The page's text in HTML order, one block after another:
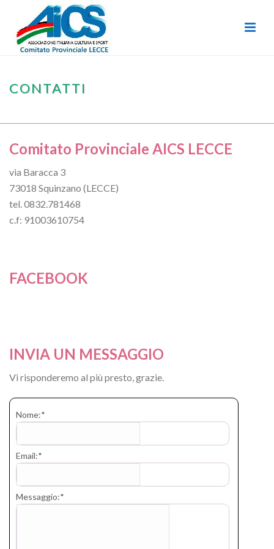
CONTATTI
Comitato Provinciale AICS LECCE
via Baracca 3
73018 Squinzano (LECCE)
tel. 0832.781468
c.f: 91003610754
FACEBOOK
INVIA UN MESSAGGIO
Vi risponderemo al più presto, grazie.
Nome:*
Email:*
Messaggio:*